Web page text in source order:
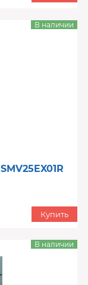
В наличии
Купить
В наличии